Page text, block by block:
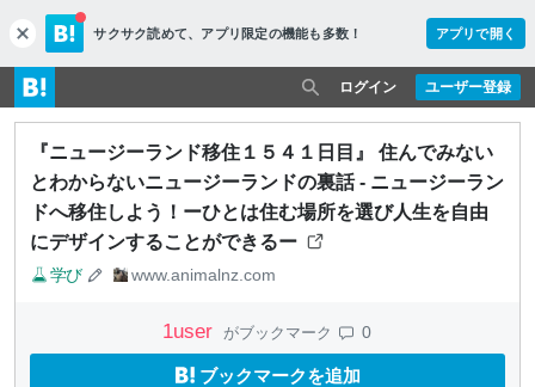
c
l
o
s
e
サクサク読めて、 アプリ限定の機能も多数！ アプリで開く
ユーザー登録
ログイン
『ニュージーランド移住１５４１日目』 住んでみない
とわからないニュージーランドの裏話 - ニュージーラン
ドへ移住しよう！ーひとは住む場所を選び人生を自由
にデザインすることができるー
学び www.animalnz.com
1user がブックマーク 0
ブックマークを追加